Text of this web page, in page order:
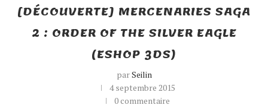
[DÉCOUVERTE] MERCENARIES SAGA
2 : ORDER OF THE SILVER EAGLE
(ESHOP 3DS)
parSeilin
4 septembre 2015
0 commentaire